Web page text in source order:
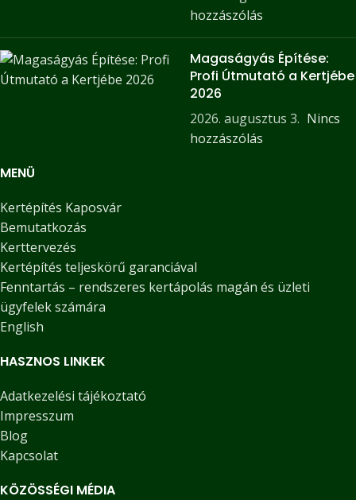
hozzászólás
Magaságyás Építése:
Profi Útmutató a Kertjébe
2026
2026. augusztus 3. Nincs
hozzászólás
MENÜ
Kertépítés Kaposvár
Bemutatkozás
Kerttervezés
Kertépítés teljeskörű garanciával
Fenntartás – rendszeres kertápolás magán és üzleti
ügyfelek számára
English
HASZNOS LINKEK
Adatkezelési tájékoztató
Impresszum
Blog
Kapcsolat
KÖZÖSSÉGI MÉDIA